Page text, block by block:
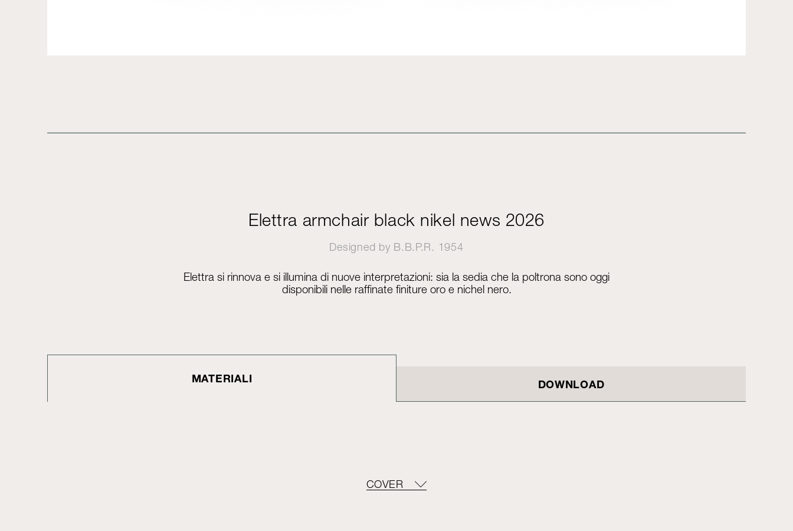
Elettra armchair black nikel news 2026
Designed by B.B.P.R. 1954
Elettra si rinnova e si illumina di nuove interpretazioni: sia la sedia che la poltrona sono oggi
disponibili nelle raffinate finiture oro e nichel nero.
MATERIALI DOWNLOAD
COVER